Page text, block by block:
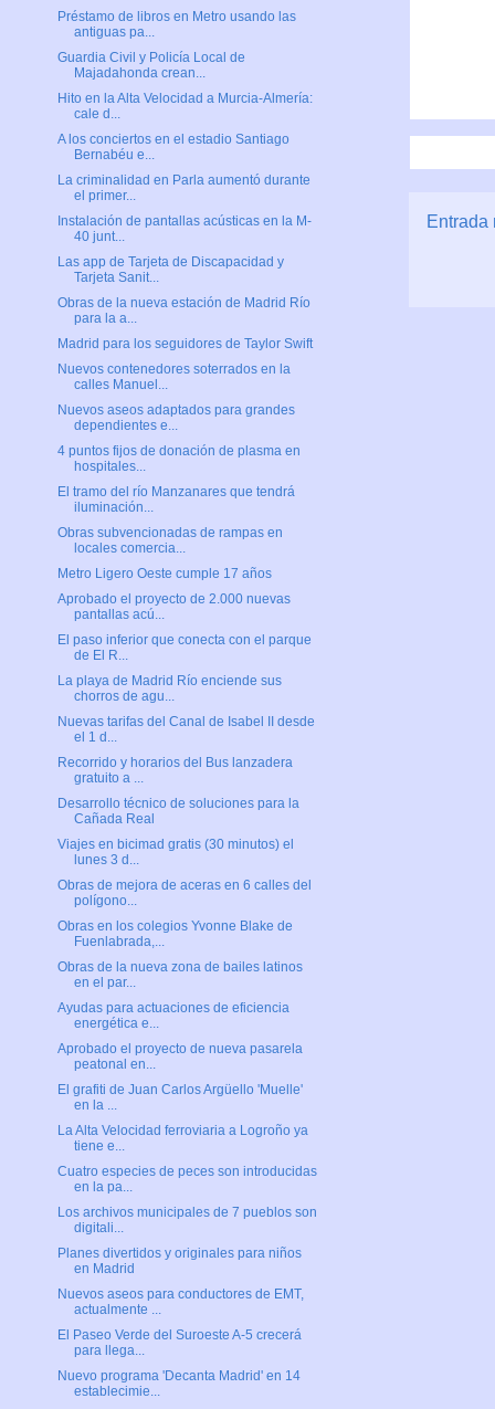
Entrada
Préstamo de libros en Metro usando las
antiguas pa...
Guardia Civil y Policía Local de
Majadahonda crean...
Hito en la Alta Velocidad a Murcia-Almería:
cale d...
A los conciertos en el estadio Santiago
Bernabéu e...
La criminalidad en Parla aumentó durante
el primer...
Instalación de pantallas acústicas en la M-
40 junt...
Las app de Tarjeta de Discapacidad y
Tarjeta Sanit...
Obras de la nueva estación de Madrid Río
para la a...
Madrid para los seguidores de Taylor Swift
Nuevos contenedores soterrados en la
calles Manuel...
Nuevos aseos adaptados para grandes
dependientes e...
4 puntos fijos de donación de plasma en
hospitales...
El tramo del río Manzanares que tendrá
iluminación...
Obras subvencionadas de rampas en
locales comercia...
Metro Ligero Oeste cumple 17 años
Aprobado el proyecto de 2.000 nuevas
pantallas acú...
El paso inferior que conecta con el parque
de El R...
La playa de Madrid Río enciende sus
chorros de agu...
Nuevas tarifas del Canal de Isabel II desde
el 1 d...
Recorrido y horarios del Bus lanzadera
gratuito a ...
Desarrollo técnico de soluciones para la
Cañada Real
Viajes en bicimad gratis (30 minutos) el
lunes 3 d...
Obras de mejora de aceras en 6 calles del
polígono...
Obras en los colegios Yvonne Blake de
Fuenlabrada,...
Obras de la nueva zona de bailes latinos
en el par...
Ayudas para actuaciones de eficiencia
energética e...
Aprobado el proyecto de nueva pasarela
peatonal en...
El grafiti de Juan Carlos Argüello 'Muelle'
en la ...
La Alta Velocidad ferroviaria a Logroño ya
tiene e...
Cuatro especies de peces son introducidas
en la pa...
Los archivos municipales de 7 pueblos son
digitali...
Planes divertidos y originales para niños
en Madrid
Nuevos aseos para conductores de EMT,
actualmente ...
El Paseo Verde del Suroeste A-5 crecerá
para llega...
Nuevo programa 'Decanta Madrid' en 14
establecimie...